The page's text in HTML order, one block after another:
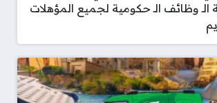
الـ وظائف الـ حكومية لجميع المؤهلات